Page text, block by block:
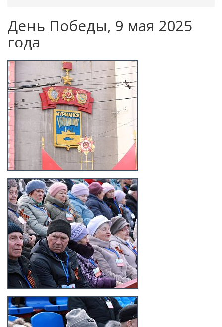
День Победы, 9 мая 2025
года